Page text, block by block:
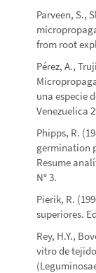
Parveen, S.,
from root
Pérez, A.,
una especie
Venezuelica
Phipps, R.
germination
Resume
N° 3.
Pierik, R.
superiores.
Rey, H.Y.,
vitro de